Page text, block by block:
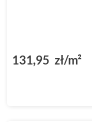
131,95 zł/m²